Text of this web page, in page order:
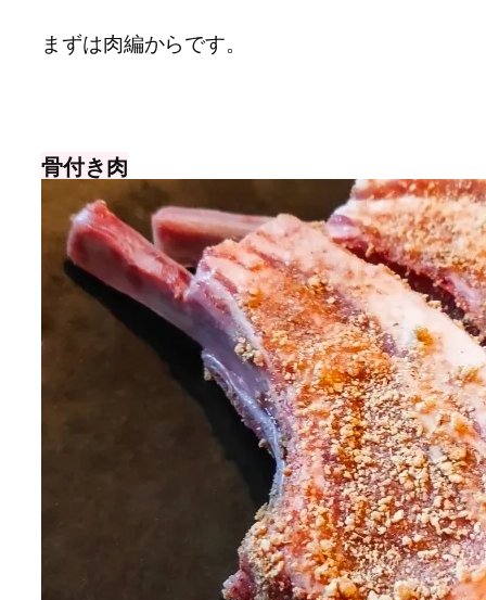
まずは肉編からです。
骨付き肉